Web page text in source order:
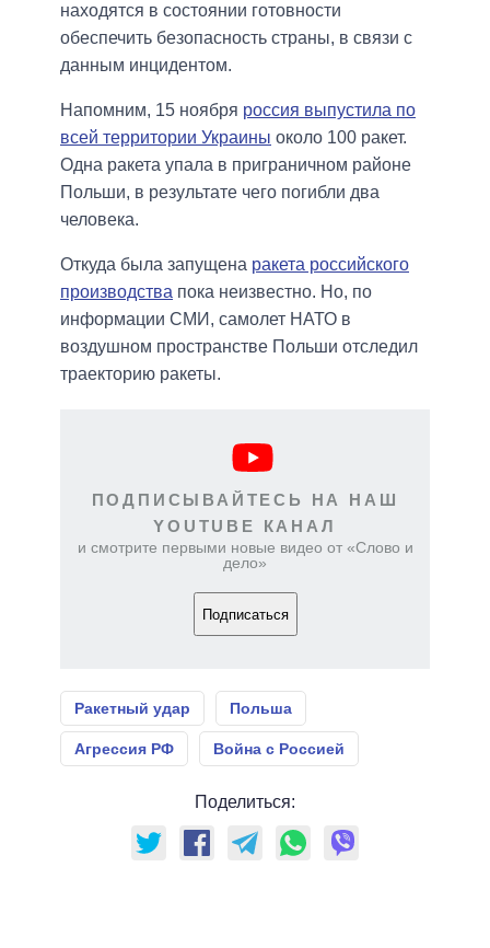
находятся в состоянии готовности
обеспечить безопасность страны, в связи с
данным инцидентом.
Напомним, 15 ноября россия выпустила по
всей территории Украины около 100 ракет.
Одна ракета упала в приграничном районе
Польши, в результате чего погибли два
человека.
Откуда была запущена ракета российского
производства пока неизвестно. Но, по
информации СМИ, самолет НАТО в
воздушном пространстве Польши отследил
траекторию ракеты.
ПОДПИСЫВАЙТЕСЬ НА НАШ
YOUTUBE КАНАЛ
и смотрите первыми новые видео от «Слово и
дело»
Подписаться
Ракетный удар Польша
Агрессия РФ Война с Россией
Поделиться: